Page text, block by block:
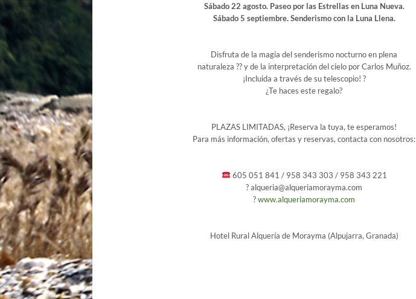
Sábado 22 agosto. Paseo por las Estrellas en Luna Nueva.
Sábado 5 septiembre. Senderismo con la Luna Llena.
Disfruta de la magia del senderismo nocturno en plena
naturaleza ?️? y de la interpretación del cielo por Carlos Muñoz.
¡Incluida a través de su telescopio! ?
¿Te haces este regalo?
PLAZAS LIMITADAS, ¡Reserva la tuya, te esperamos!
Para más información, ofertas y reservas, contacta con nosotros:
605 051 841 / 958 343 303 / 958 343 221
?alqueria@alqueriamorayma.com
?www.alqueriamorayma.com
Hotel Rural Alquería de Morayma (Alpujarra, Granada)